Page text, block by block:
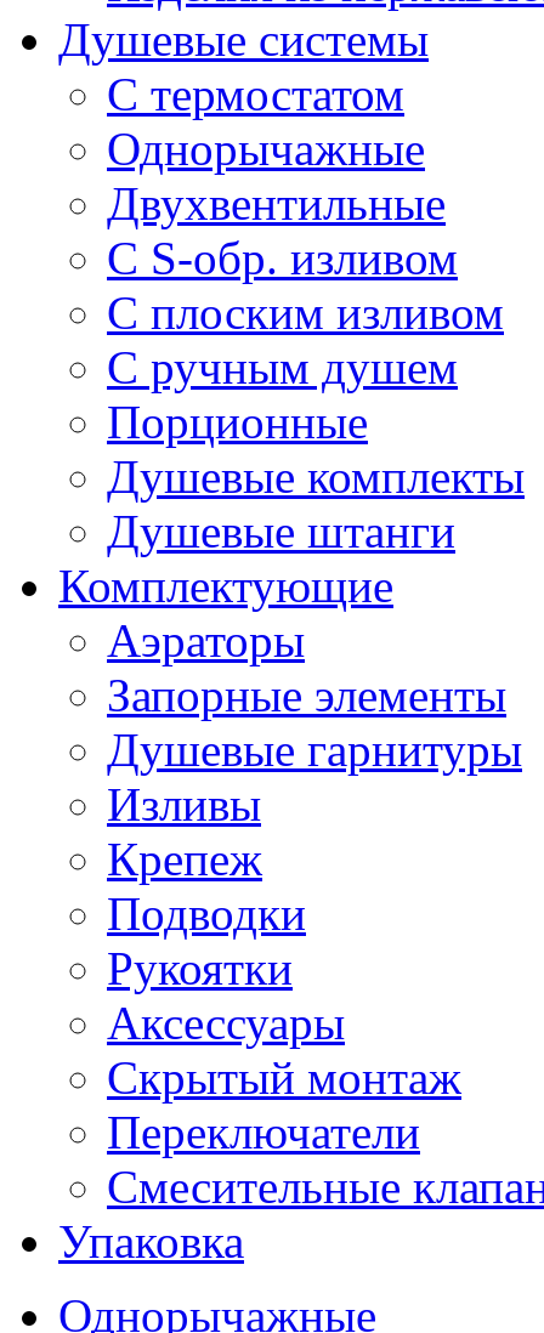
Душевые системы
С термостатом
Однорычажные
Двухвентильные
С S-обр. изливом
С плоским изливом
С ручным душем
Порционные
Душевые комплекты
Душевые штанги
Комплектующие
Аэраторы
Запорные элементы
Душевые гарнитуры
Изливы
Крепеж
Подводки
Рукоятки
Аксессуары
Скрытый монтаж
Переключатели
Смесительные
Упаковка
Однорычажные